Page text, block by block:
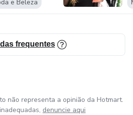
e Beleza
frequentes
não representa a opinião da Hotmart.
denuncie aqui